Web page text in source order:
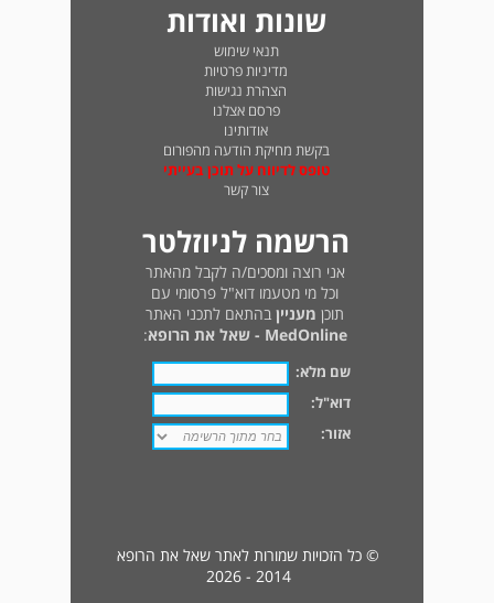
שונות ואודות
תנאי שימוש
מדיניות פרטיות
הצהרת נגישות
פרסם אצלנו
אודותינו
בקשת מחיקת הודעה מהפורום
טופס לדיווח על תוכן בעייתי
צור קשר
הרשמה לניוזלטר
אני רוצה ומסכים/ה לקבל מהאתר
וכל מי מטעמו דוא"ל פרסומי עם
תוכן מעניין בהתאם לתכני האתר
MedOnline - שאל את הרופא
:
שם מלא:
דוא"ל:
אזור:
© כל הזכויות שמורות לאתר שאל את הרופא
2014 - 2026